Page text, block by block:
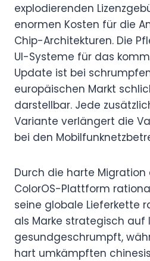
explodierenden
enormen Kosten für die
Chip-Architekturen. Die
UI-Systeme für das
Update ist bei
europäischen Markt
darstellbar. Jede
Variante verlängert die
bei den
Durch die harte Migration
ColorOS-Plattform
seine globale Lieferkette
als Marke strategisch auf
gesundgeschrumpft,
hart umkämpften